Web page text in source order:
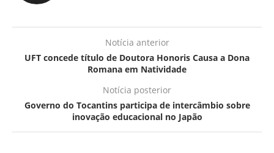
Notícia anterior
UFT concede título de Doutora Honoris Causa a Dona
Romana em Natividade
Notícia posterior
Governo do Tocantins participa de intercâmbio sobre
inovação educacional no Japão